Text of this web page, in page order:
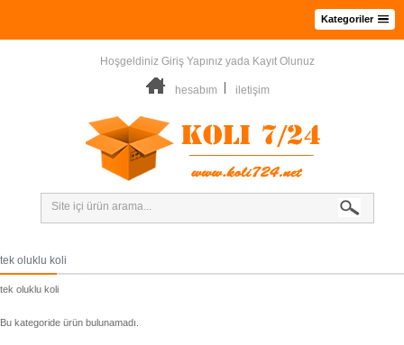
Kategoriler
Hoşgeldiniz Giriş Yapınız yada Kayıt Olunuz
hesabım iletişim
tek oluklu koli
tek oluklu koli
Bu kategoride ürün bulunamadı.